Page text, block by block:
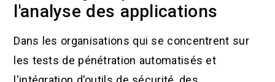
l'analyse des applications
Dans les organisations qui se concentrent sur
les tests de pénétration automatisés et